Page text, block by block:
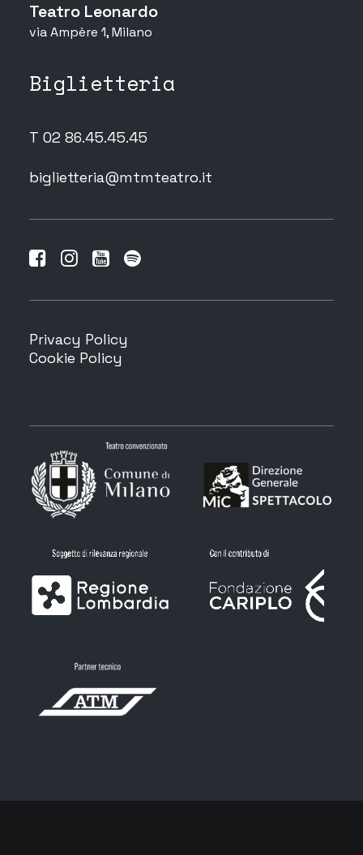
Teatro Leonardo
via Ampère 1, Milano
Biglietteria
T 02 86.45.45.45
biglietteria@mtmteatro.it
Privacy Policy
Cookie Policy